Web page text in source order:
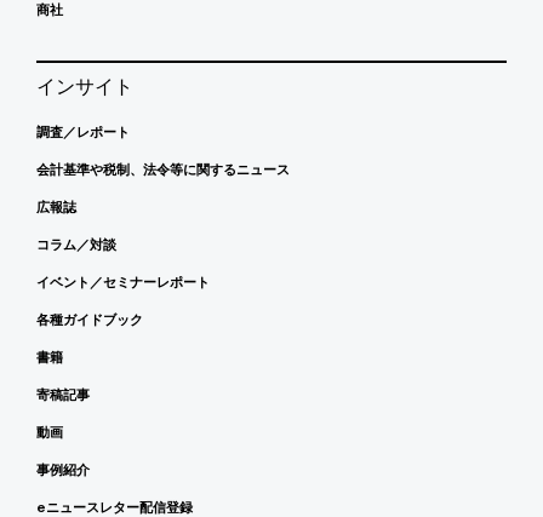
商社
インサイト
調査／レポート
会計基準や税制、法令等に関するニュース
広報誌
コラム／対談
イベント／セミナーレポート
各種ガイドブック
書籍
寄稿記事
動画
事例紹介
eニュースレター配信登録